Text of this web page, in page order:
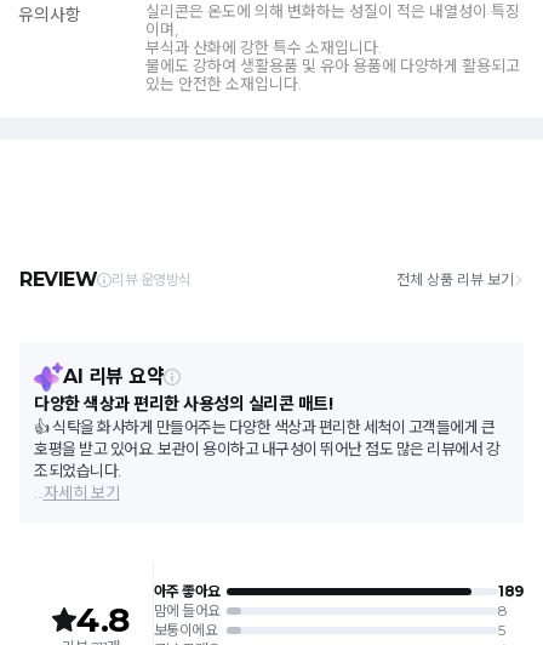
유의사항
실리콘은 온도에 의해 변화하는 성질이 적은 내열성이 특징
이며,
부식과 산화에 강한 특수 소재입니다.
물에도 강하여 생활용품 및 유아 용품에 다양하게 활용되고
있는 안전한 소재입니다.